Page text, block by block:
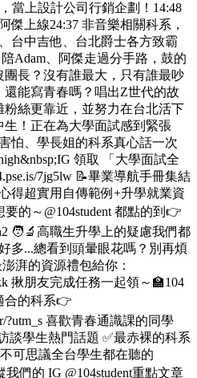
當上設計公司行銷企劃！14:48
傑上線24:37 非音樂相關科系，
台中吉他、台北爵士各方致霸
Adam、阿傑走過分手路，鼓的
團長？沒有誰最大，只有誰最吵
還能寫青春嗎？唱出Z世代的故
粉絲更靠近，並努力在台北活下
！正在為大學面試感到緊張
怕、學長姐的科系真心話一次
領取 「大學面試全
7jg5lw 📝畢業導航手冊集結
得超實用自傳範例+升學就業資
的～@104student 都點的到👉
🧑‍🔬高職生升學上的疑慮我們都
多...總看到頭暈眼花嗎？別再煩
湃的資源禮包給你：
揪朋友完成任務一起領～🏫104
合的科系👉
?utm_s 喜歡青春通識課的同學
談學生熱門話題 ✅最赤裸的科系
可思議全台學生都在聽的
們的 IG @104student重點文章